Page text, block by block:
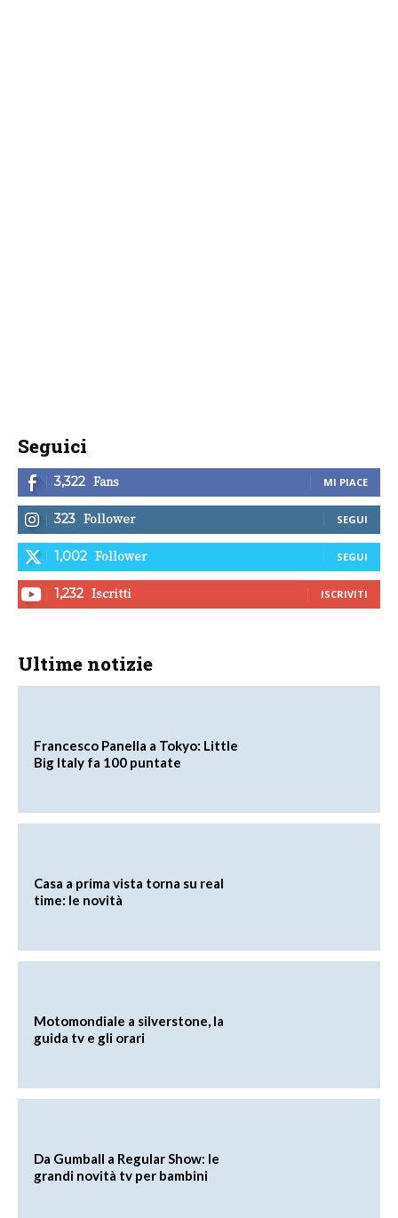
Seguici
3,322 Fans MI PIACE
323 Follower SEGUI
1,002 Follower SEGUI
1,232 Iscritti ISCRIVITI
Ultime notizie
Francesco Panella a Tokyo: Little
Big Italy fa 100 puntate
Casa a prima vista torna su real
time: le novità
Motomondiale a silverstone, la
guida tv e gli orari
Da Gumball a Regular Show: le
grandi novità tv per bambini